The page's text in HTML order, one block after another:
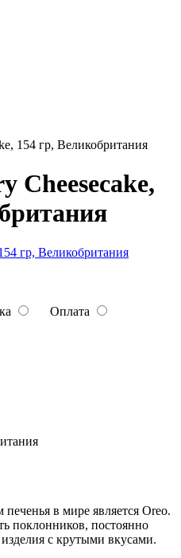
154 гр, Великобритания
Cheesecake,
Оплата
в мире является Oreo.
поклонников, постоянно
с крутыми вкусами.